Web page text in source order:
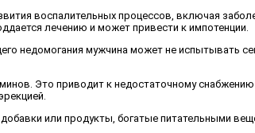
воспалительных процессов, включая
лечению и может привести к импотенции.
недомогания мужчина может не испытывать
Это приводит к недостаточному
или продукты, богатые питательными